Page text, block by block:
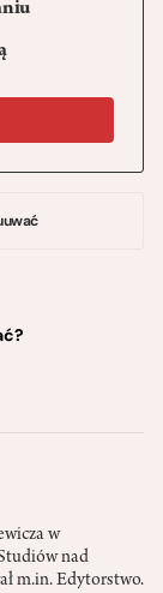
w
nad
m.in. Edytorstwo.